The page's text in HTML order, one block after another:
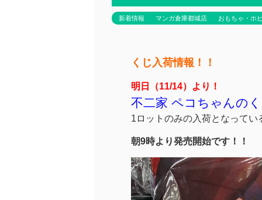
新着情報 マンガ倉庫都城店 おもちゃ・ホ
くじ入荷情報！！
明日（11/14）より！
不二家 ペコちゃんの
1ロットのみの入荷となって
朝9時より発売開始です！！